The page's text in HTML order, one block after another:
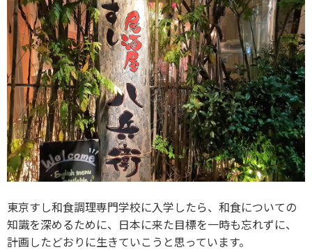
東京すし和食調理専門学校に入学したら、和食についての
知識を深めるために、日本に来た目標を一時も忘れずに、
計画したどおりに生きていこうと思っています。